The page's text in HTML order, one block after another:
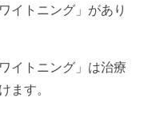
イトニング」があり
イトニング」は治療
ます。